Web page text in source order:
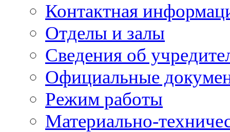
Контактная
Отделы и залы
Сведения об
Официальные
Режим работы
Материально-